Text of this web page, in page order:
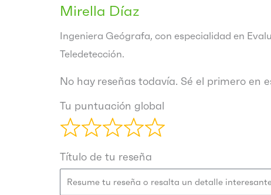
Mirella Díaz
Ingeniera Geógrafa, con especialidad en
Teledetección.
No hay reseñas todavía. Sé el primero en
Tu puntuación global
Título de tu reseña